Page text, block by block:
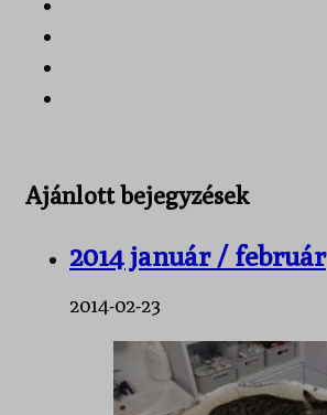
Ajánlott bejegyzések
2014 január / február
2014-02-23